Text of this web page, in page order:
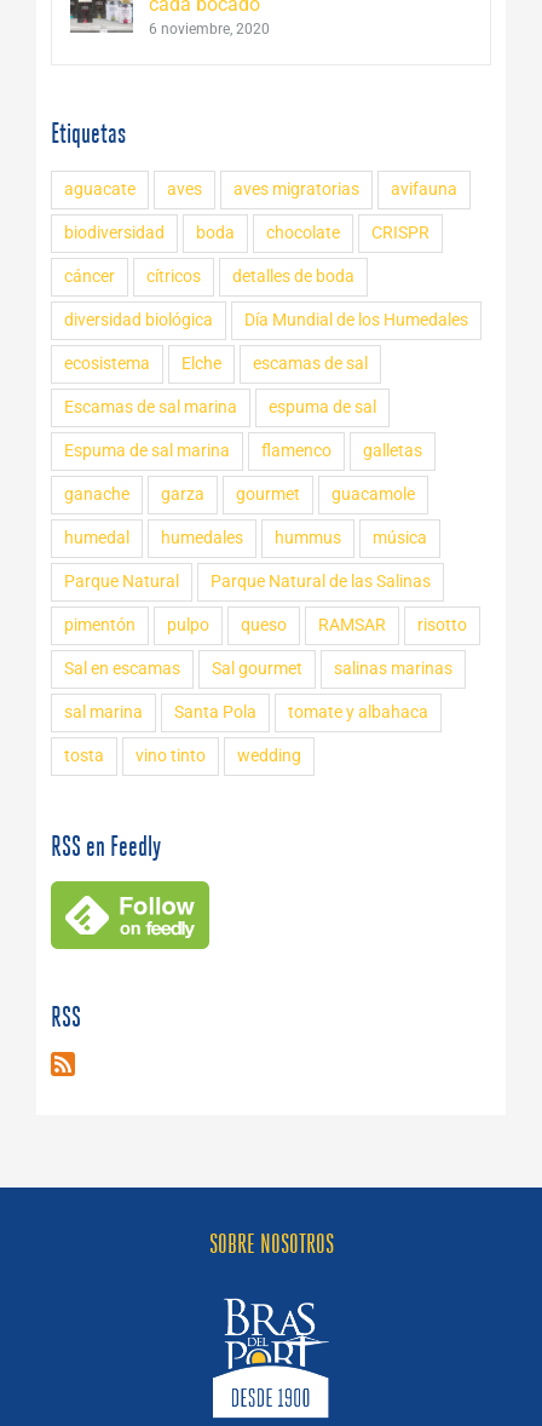
6 noviembre, 2020
Etiquetas
aguacate aves aves migratorias avifauna
biodiversidad boda chocolate CRISPR
cáncer cítricos detalles de boda
diversidad biológica Día Mundial de los Humedales
ecosistema Elche escamas de sal
Escamas de sal marina espuma de sal
Espuma de sal marina flamenco galletas
ganache garza gourmet guacamole
humedal humedales hummus música
Parque Natural Parque Natural de las Salinas
pimentón pulpo queso RAMSAR risotto
Sal en escamas Sal gourmet salinas marinas
sal marina Santa Pola tomate y albahaca
tosta vino tinto wedding
RSS en Feedly
RSS
SOBRE NOSOTROS